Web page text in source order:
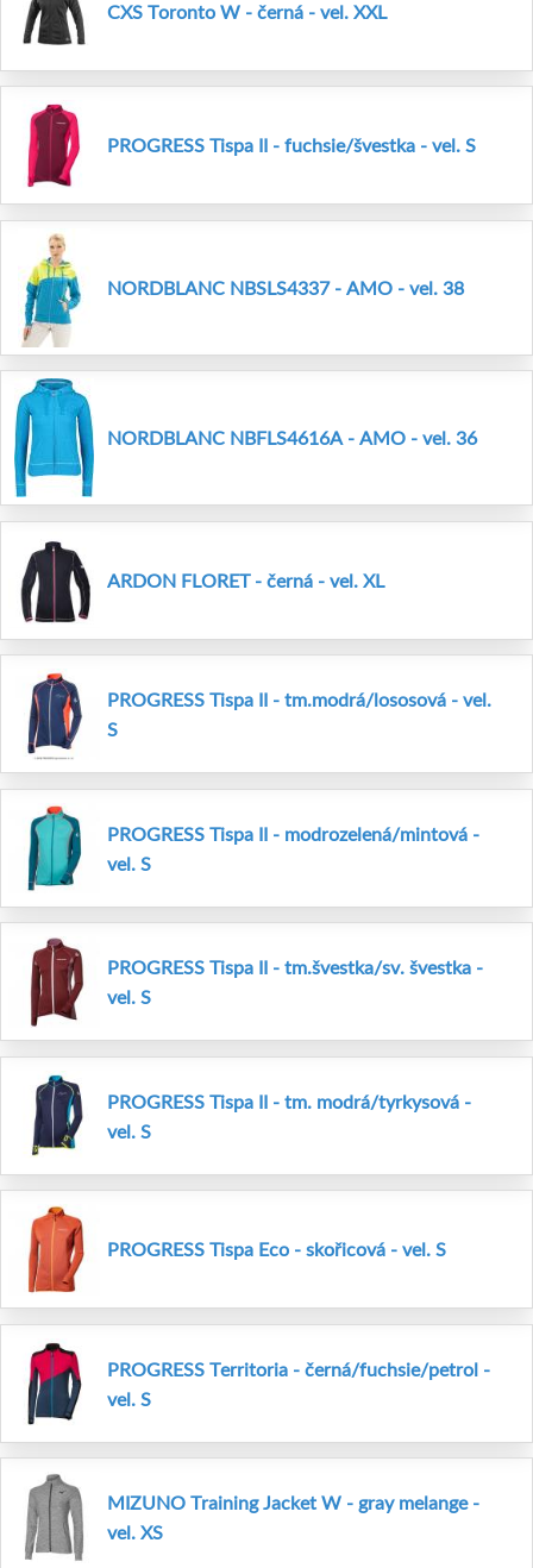
CXS Toronto W - černá - vel. XXL
PROGRESS Tispa II - fuchsie/švestka - vel. S
NORDBLANC NBSLS4337 - AMO - vel. 38
NORDBLANC NBFLS4616A - AMO - vel. 36
ARDON FLORET - černá - vel. XL
PROGRESS Tispa II - tm.modrá/lososová - vel.
S
PROGRESS Tispa II - modrozelená/mintová -
vel. S
PROGRESS Tispa II - tm.švestka/sv. švestka -
vel. S
PROGRESS Tispa II - tm. modrá/tyrkysová -
vel. S
PROGRESS Tispa Eco - skořicová - vel. S
PROGRESS Territoria - černá/fuchsie/petrol -
vel. S
MIZUNO Training Jacket W - gray melange -
vel. XS